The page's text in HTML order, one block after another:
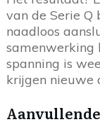
van de Serie Q
naadloos
samenwerking
spanning is
krijgen nieuwe